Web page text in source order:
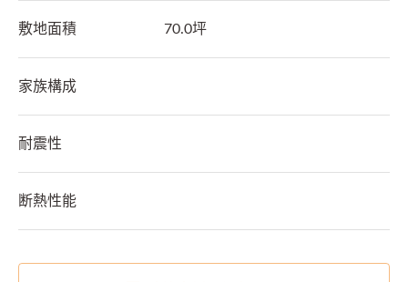
敷地面積 70.0坪
家族構成
耐震性
断熱性能